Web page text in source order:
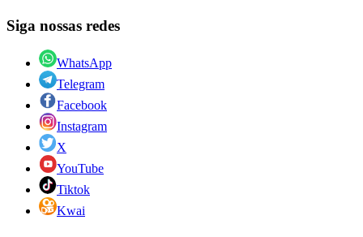
Siga nossas redes
WhatsApp
Telegram
Facebook
Instagram
X
YouTube
Tiktok
Kwai